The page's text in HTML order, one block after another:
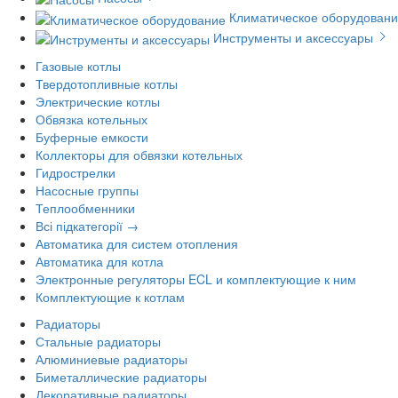
Климатическое
Инструменты и аксессуары
Газовые котлы
Твердотопливные котлы
Электрические котлы
Обвязка котельных
Буферные емкости
Коллекторы для обвязки котельных
Гидрострелки
Насосные группы
Теплообменники
Всі підкатегорії →
Автоматика для систем отопления
Автоматика для котла
Электронные регуляторы ECL и комплектующие к ним
Комплектующие к котлам
Радиаторы
Стальные радиаторы
Алюминиевые радиаторы
Биметаллические радиаторы
Декоративные радиаторы